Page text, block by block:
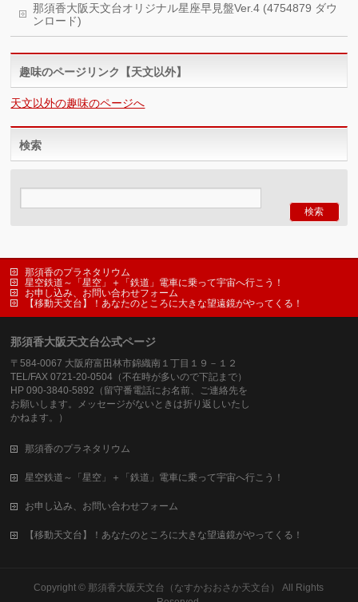
那須香大阪天文台オリジナル星座早見盤Ver.4 (4754879 ダウ
ンロード)
趣味のページリンク【天文以外】
天文以外の趣味のページへ
検索
那須香のプラネタリウム
星空鉄道～「星空」＋「鉄道」電車に乗って宇宙へ行こう！
お申し込み、お問い合わせフォーム
【移動天文台】！あなたのところに大きな望遠鏡がやってくる！
那須香大阪天文台公式ページ
〒584-0067 大阪府富田林市錦織南１丁目１９－１２
TEL/FAX 0721-20-0504（不在時が多いので下記まで）
HP 090-3840-5892（留守番電話にお名前、ご連絡先を
お願いします。メッセージがないときは折り返しいたし
かねます。）
那須香のプラネタリウム
星空鉄道～「星空」＋「鉄道」電車に乗って宇宙へ行こう！
お申し込み、お問い合わせフォーム
【移動天文台】！あなたのところに大きな望遠鏡がやってくる！
Copyright © 那須香大阪天文台（なすかおおさか天文台）
All Rights